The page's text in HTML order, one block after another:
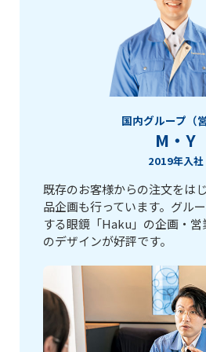
国内グループ（営
M・Y
2019年入社
既存のお客様からの注文をは
品企画も行っています。グル
する眼鏡「Haku」の企画・
のデザインが好評です。